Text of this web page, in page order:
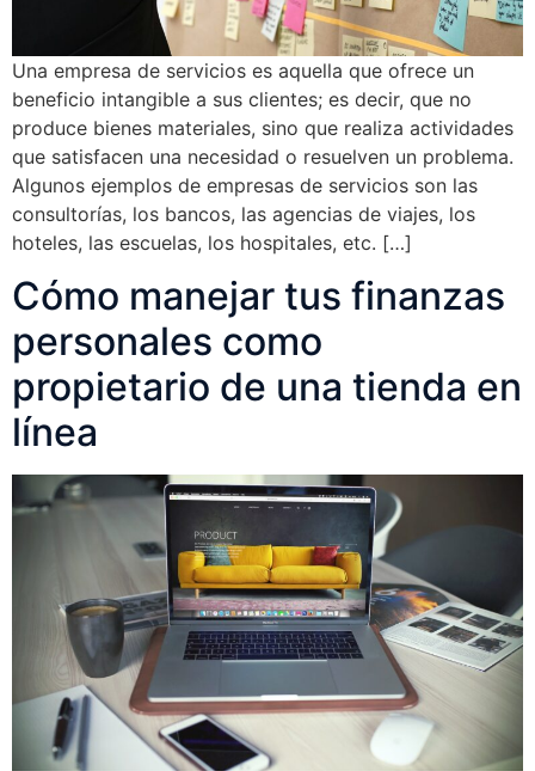
Una empresa de servicios es aquella que ofrece un
beneficio intangible a sus clientes; es decir, que no
produce bienes materiales, sino que realiza actividades
que satisfacen una necesidad o resuelven un problema.
Algunos ejemplos de empresas de servicios son las
consultorías, los bancos, las agencias de viajes, los
hoteles, las escuelas, los hospitales, etc. […]
Cómo manejar tus finanzas
personales como
propietario de una tienda en
línea